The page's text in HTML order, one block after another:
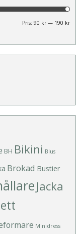
Pris:90 kr — 190 kr
BH Bikini Blus
Brokad Bustier
Jacka
Minidress